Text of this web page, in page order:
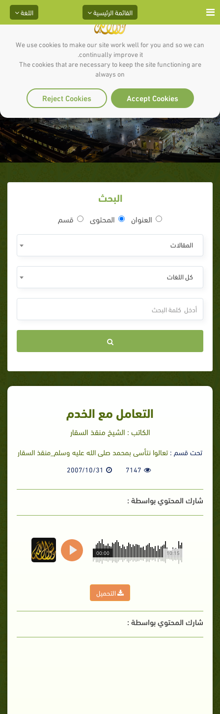
We use cookies to make our site work well for you and so we can
continually improve it.
The cookies that are necessary to keep the site functioning are
always on
Accept Cookies
Reject Cookies
اللغة القائمة الرئيسية
التعامل مع الخدم
البحث
العنوان المحتوى قسم
المقالات
كل اللغات
التعامل مع الخدم
الكاتب : الشيخ منقذ السقار
تحت قسم : تعالوا نتأسى بمحمد صلى الله عليه وسلم_منقذ السقار
7147
2007/10/31
شارك المحتوي بواسطة :
10:15
00:00
التحميل
شارك المحتوي بواسطة :